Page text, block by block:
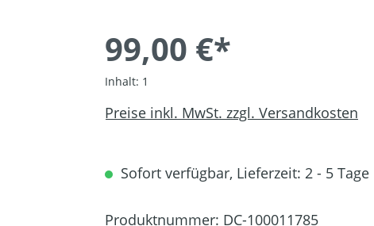
99,00 €*
Inhalt: 1
Preise inkl. MwSt. zzgl. Versandkosten
Sofort verfügbar, Lieferzeit: 2 - 5 Tage
Produktnummer: DC-100011785